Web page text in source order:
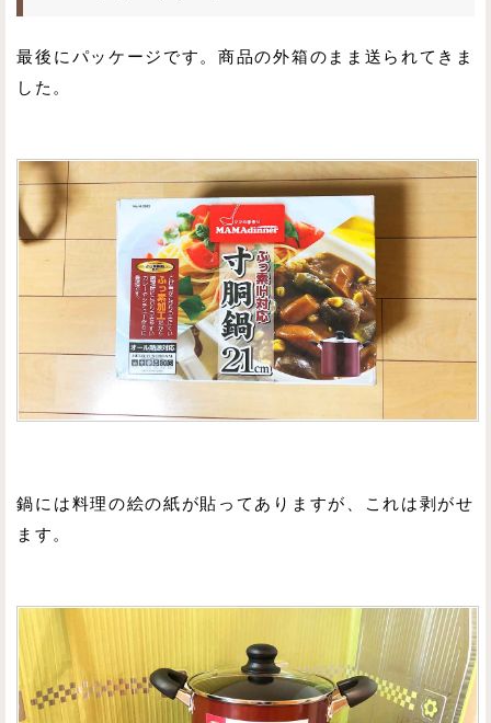
最後にパッケージです。商品の外箱のまま送られてきま
した。
鍋には料理の絵の紙が貼ってありますが、これは剥がせ
ます。